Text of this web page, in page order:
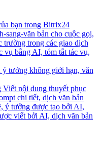
bạn trong Bitrix24
sang-văn bản cho cuộc gọi,
trường trong các giao dịch
vụ bằng AI, tóm tắt tác vụ,
ý tưởng không giới hạn, văn
Viết nội dung thuyết phục
chi tiết, dịch văn bản
ý tưởng được tạo bởi AI,
viết bởi AI, dịch văn bản